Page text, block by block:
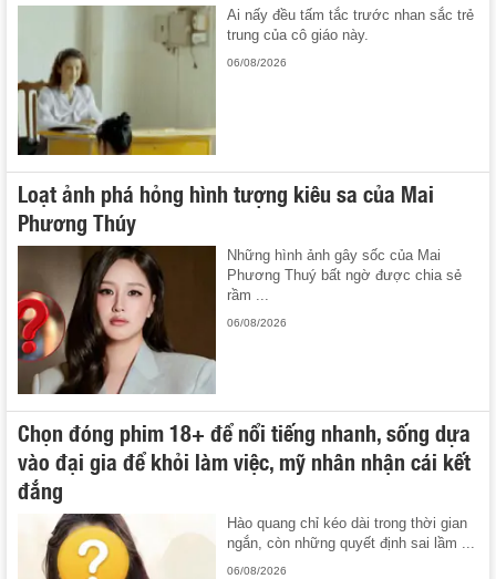
Ai nấy đều tấm tắc trước nhan sắc trẻ
trung của cô giáo này.
06/08/2026
Loạt ảnh phá hỏng hình tượng kiêu sa của Mai
Phương Thúy
Những hình ảnh gây sốc của Mai
Phương Thuý bất ngờ được chia sẻ
rầm ...
06/08/2026
Chọn đóng phim 18+ để nổi tiếng nhanh, sống dựa
vào đại gia để khỏi làm việc, mỹ nhân nhận cái kết
đắng
Hào quang chỉ kéo dài trong thời gian
ngắn, còn những quyết định sai lầm ...
06/08/2026